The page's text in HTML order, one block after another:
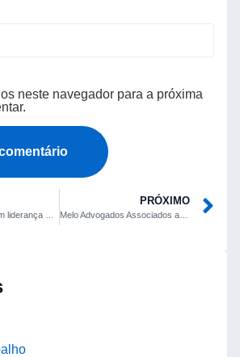
neste navegador para a próxima
PRÓXIMO
Melo Advogados Associados abre vaga de estágio para área comercial no RN